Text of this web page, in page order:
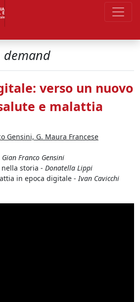
demand
verso un nuovo
e malattia
Gensini, G. Maura Francese
Gian Franco Gensini
storia - Donatella Lippi
in epoca digitale -Ivan Cavicchi